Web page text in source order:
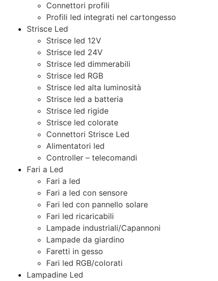
Connettori profili
Profili led integrati nel cartongesso
Strisce Led
Strisce led 12V
Strisce led 24V
Strisce led dimmerabili
Strisce led RGB
Strisce led alta luminosità
Strisce led a batteria
Strisce led rigide
Strisce led colorate
Connettori Strisce Led
Alimentatori led
Controller – telecomandi
Fari a Led
Fari a led
Fari a led con sensore
Fari led con pannello solare
Fari led ricaricabili
Lampade industriali/Capannoni
Lampade da giardino
Faretti in gesso
Fari led RGB/colorati
Lampadine Led